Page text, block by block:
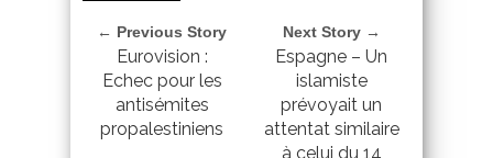
← Previous Story
Eurovision :
Echec pour les
antisémites
propalestiniens
Next Story →
Espagne – Un
islamiste
prévoyait un
attentat similaire
à celui du 14